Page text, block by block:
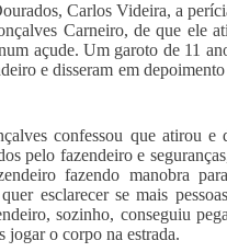
Carlos Videira, a
Carneiro, de que ele
açude. Um garoto de 11
e disseram em
confessou que atirou
pelo fazendeiro e
fazendo manobra
esclarecer se mais
sozinho, conseguiu
o corpo na estrada.